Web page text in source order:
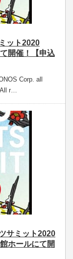
ット2020
開催！【申込
Corp. all
All r…
サミット2020
ホールにて開